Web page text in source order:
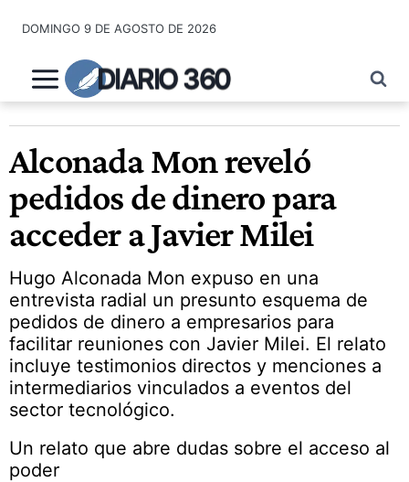
contenido
DOMINGO 9 DE AGOSTO DE 2026
DIARIO 360
Alconada Mon reveló
pedidos de dinero para
acceder a Javier Milei
Hugo Alconada Mon expuso en una
entrevista radial un presunto esquema de
pedidos de dinero a empresarios para
facilitar reuniones con Javier Milei. El relato
incluye testimonios directos y menciones a
intermediarios vinculados a eventos del
sector tecnológico.
Un relato que abre dudas sobre el acceso al
poder